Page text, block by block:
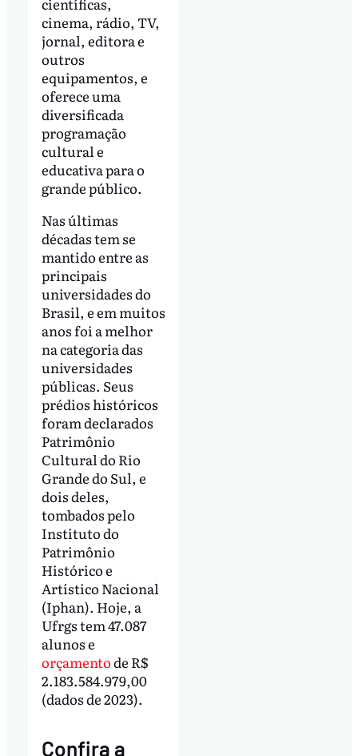
cinema, rádio, TV,
jornal, editora e
outros
equipamentos, e
oferece uma
diversificada
programação
cultural e
educativa para o
grande público.
Nas últimas
décadas tem se
mantido entre as
principais
universidades do
Brasil, e em muitos
anos foi a melhor
na categoria das
universidades
públicas. Seus
prédios históricos
foram declarados
Patrimônio
Cultural do Rio
Grande do Sul, e
dois deles,
tombados pelo
Instituto do
Patrimônio
Histórico e
Artístico Nacional
(Iphan). Hoje, a
Ufrgs tem 47.087
alunos e
orçamentode R$
2.183.584.979,00
(dados de 2023).
Confira a